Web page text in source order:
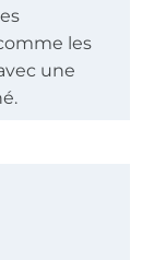
les
une